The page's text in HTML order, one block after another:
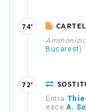
Bucarest)
74'
Entra
esce A.
72'